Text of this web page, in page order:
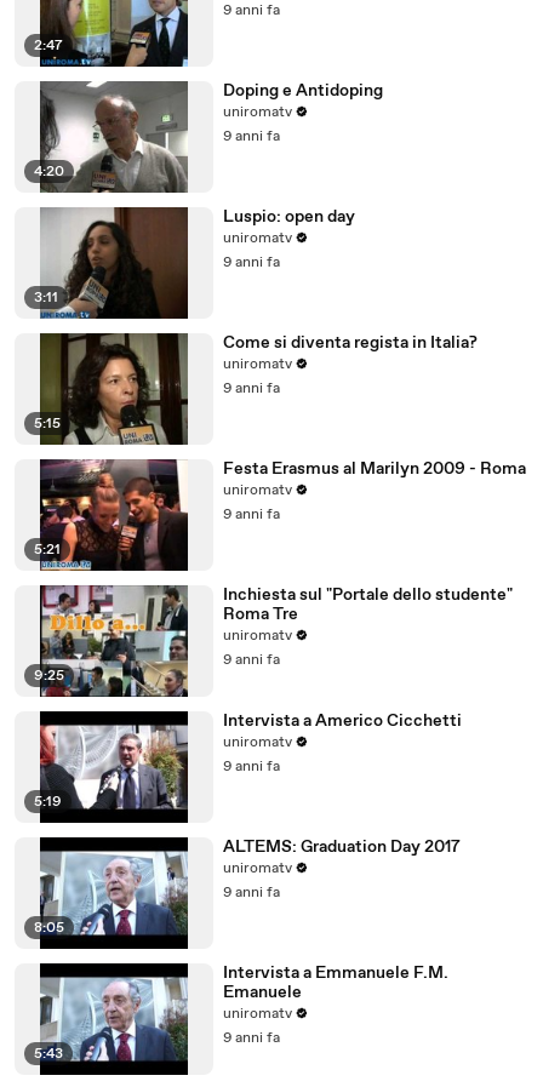
2:47
9 anni fa
4:20
Doping e Antidoping
uniromatv
9 anni fa
3:11
Luspio: open day
uniromatv
9 anni fa
5:15
Come si diventa regista in Italia?
uniromatv
9 anni fa
5:21
Festa Erasmus al Marilyn 2009 - Roma
uniromatv
9 anni fa
9:25
Inchiesta sul "Portale dello studente"
Roma Tre
uniromatv
9 anni fa
5:19
Intervista a Americo Cicchetti
uniromatv
9 anni fa
8:05
ALTEMS: Graduation Day 2017
uniromatv
9 anni fa
5:43
Intervista a Emmanuele F.M.
Emanuele
uniromatv
9 anni fa